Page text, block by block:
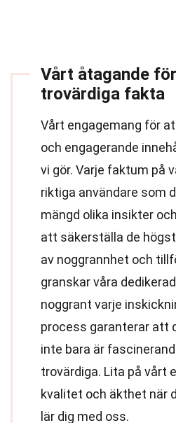
Vårt åtagande för
trovärdiga fakta
Vårt engagemang för
och engagerande
vi gör. Varje faktum på
riktiga användare som
mängd olika insikter
att säkerställa de
av noggrannhet och
granskar våra
noggrant varje
process garanterar att
inte bara är
trovärdiga. Lita på vårt
kvalitet och äkthet när
lär dig med oss.